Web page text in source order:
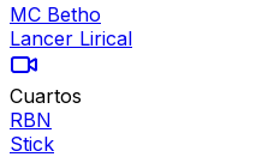
MC Betho
Lancer Lirical
Cuartos
RBN
Stick